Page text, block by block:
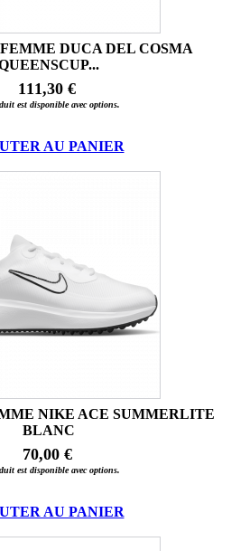
DUCA DEL COSMA
111,30 €
est disponible avec options.
AU PANIER
NIKE ACE SUMMERLITE
BLANC
70,00 €
est disponible avec options.
AU PANIER